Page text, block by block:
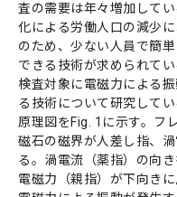
レーザー
光・熱
社会システム工学
複合工学
材料工学
化学工
応用物理物性 応
人間医工学
査の需要は年々増加して
化による労働人口の減少
のため、少ない人員で簡
できる技術が求められて
検査対象に電磁力による
る技術について研究して
原理図をFig. 1に示す。フ
磁石の磁界が人差し指、
る。渦電流（薬指）の向
電磁力（親指）が下向き